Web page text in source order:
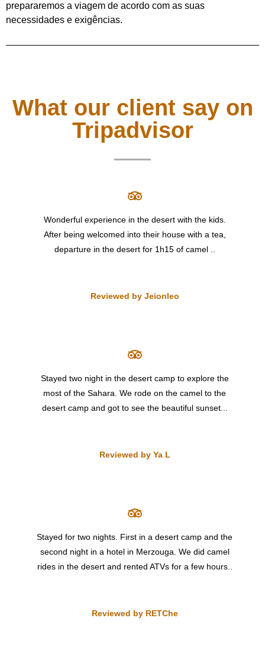
prepararemos a viagem de acordo com as suas
necessidades e exigências.
What our client say on
Tripadvisor
Wonderful experience in the desert with the kids.
After being welcomed into their house with a tea,
departure in the desert for 1h15 of camel ..
Reviewed by Jeionleo
Stayed two night in the desert camp to explore the
most of the Sahara. We rode on the camel to the
desert camp and got to see the beautiful sunset...
Reviewed by Ya L
Stayed for two nights. First in a desert camp and the
second night in a hotel in Merzouga. We did camel
rides in the desert and rented ATVs for a few hours..
Reviewed by RETChe